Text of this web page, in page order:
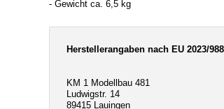
- Gewicht ca. 6,5 kg
Herstellerangaben nach EU 2023/
KM 1 Modellbau 481
Ludwigstr. 14
89415 Lauingen